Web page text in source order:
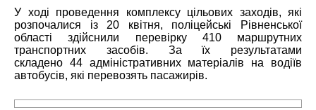
У ході проведення комплексу цільових заходів, які
розпочалися із 20 квітня, поліцейські Рівненської
області здійснили перевірку 410
маршрутних
транспортних засобів. За їх результатами
складено 44 адміністративних матеріалів на водіїв
автобусів, які перевозять пасажирів.